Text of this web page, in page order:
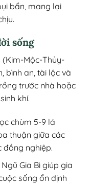
bẩn, mang lại
sống
(Kim-Mộc-Thủy-
bình an, tài lộc và
trước nhà hoặc
khí.
chùm 5-9 lá
thuận giữa các
đồng nghiệp.
Gia Bì giúp gia
sống ổn định